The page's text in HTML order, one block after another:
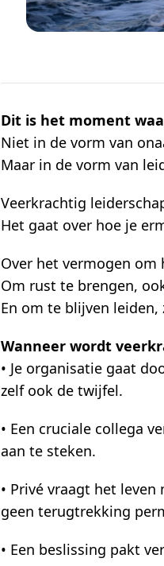
Dit is het moment
Niet in de vorm van
Maar in de vorm van
Veerkrachtig
Het gaat over hoe je
Over het vermogen
Om rust te brengen,
En om te blijven
Wanneer wordt
• Je organisatie gaat
zelf ook de twijfel.
• Een cruciale collega
aan te steken.
• Privé vraagt het
geen terugtrekking
• Een beslissing pakt